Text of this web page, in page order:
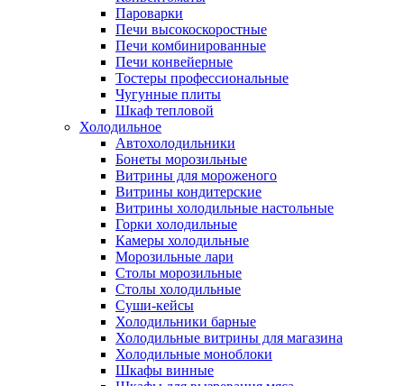
Пароварки
Печи высокоскоростные
Печи комбинированные
Печи конвейерные
Тостеры профессиональные
Чугунные плиты
Шкаф тепловой
Холодильное
Автохолодильники
Бонеты морозильные
Витрины для мороженого
Витрины кондитерские
Витрины холодильные настольные
Горки холодильные
Камеры холодильные
Морозильные лари
Столы морозильные
Столы холодильные
Суши-кейсы
Холодильники барные
Холодильные витрины для магазина
Холодильные моноблоки
Шкафы винные